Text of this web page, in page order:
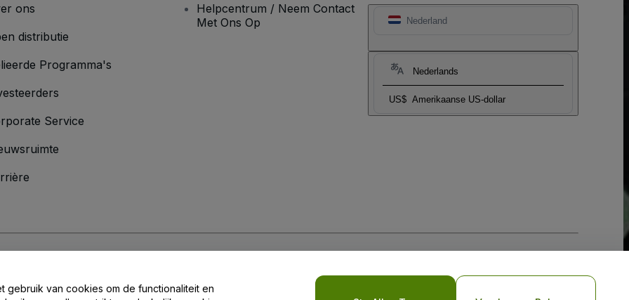
Nederland
Nederlands
US$ Amerikaanse US-dollar
ons
distributie
Programma's
Service
Helpcentrum / Neem Contact
Met Ons Op
privacybeleid voor mobiel
gebruik van cookies om de functionaliteit en